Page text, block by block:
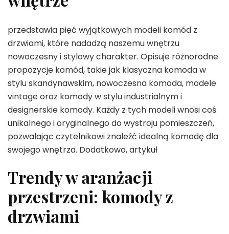
przedstawia pięć wyjątkowych modeli komód z
drzwiami, które nadadzą naszemu wnętrzu
nowoczesny i stylowy charakter. Opisuje różnorodne
propozycje komód, takie jak klasyczna komoda w
stylu skandynawskim, nowoczesna komoda, modele
vintage oraz komody w stylu industrialnym i
designerskie komody. Każdy z tych modeli wnosi coś
unikalnego i oryginalnego do wystroju pomieszczeń,
pozwalając czytelnikowi znaleźć idealną komodę dla
swojego wnętrza. Dodatkowo, artykuł
Trendy w aranżacji
przestrzeni: komody z
drzwiami